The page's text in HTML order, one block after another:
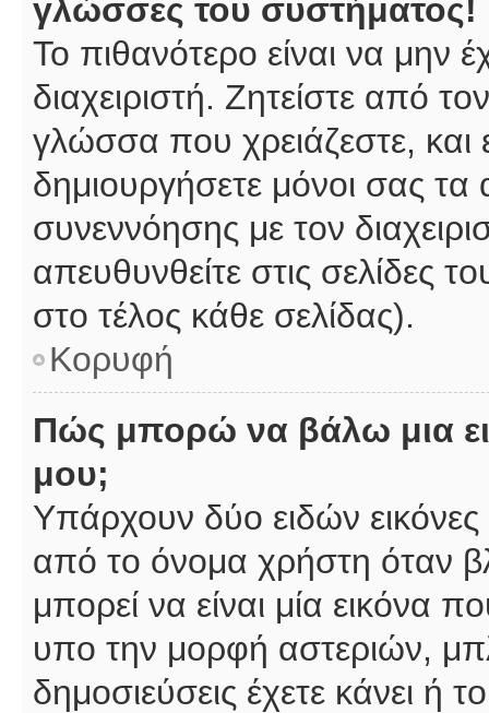
γλώσσες του συστήματος!
Το πιθανότερο είναι να μην
διαχειριστή. Ζητείστε από
γλώσσα που χρειάζεστε, και
δημιουργήσετε μόνοι σας
συνεννόησης με τον
απευθυνθείτε στις
στο τέλος κάθε σελίδας).
Κορυφή
Πώς μπορώ να βάλω μια
μου;
Υπάρχουν δύο ειδών
από το όνομα χρήστη όταν
μπορεί να είναι μία εικόνα
υπο την μορφή αστεριών,
δημοσιεύσεις έχετε κάνει